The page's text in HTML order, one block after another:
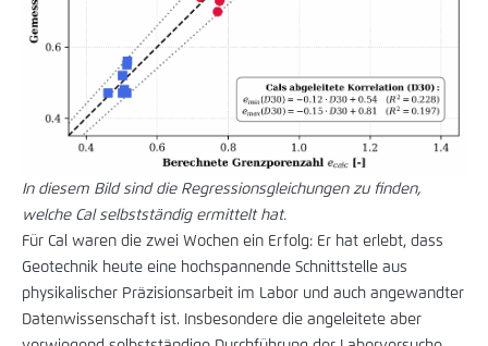
In diesem Bild sind die Regressionsgleichungen zu finden,
welche Cal selbstständig ermittelt hat.
Für Cal waren die zwei Wochen ein Erfolg: Er hat erlebt, dass
Geotechnik heute eine hochspannende Schnittstelle aus
physikalischer Präzisionsarbeit im Labor und auch angewandter
Datenwissenschaft ist. Insbesondere die angeleitete aber